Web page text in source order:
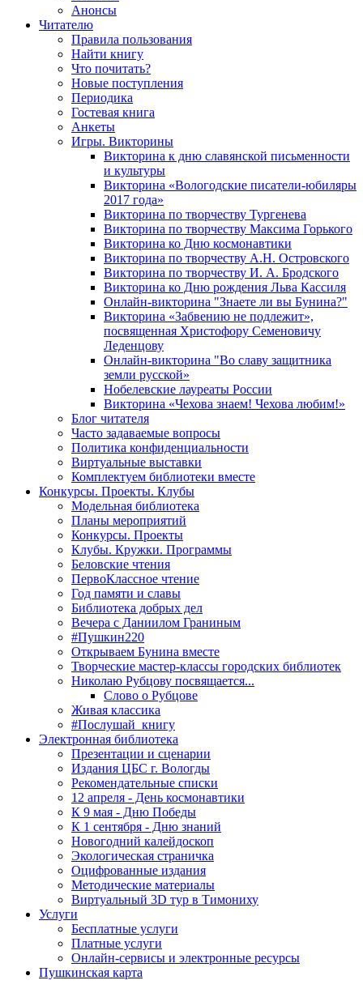
Анонсы
Читателю
Правила пользования
Найти книгу
Что почитать?
Новые поступления
Периодика
Гостевая книга
Анкеты
Игры. Викторины
Викторина к дню славянской письменности
и культуры
Викторина «Вологодские писатели-юбиляры
2017 года»
Викторина по творчеству Тургенева
Викторина по творчеству Максима Горького
Викторина ко Дню космонавтики
Викторина по творчеству А.Н. Островского
Викторина по творчеству И. А. Бродского
Викторина ко Дню рождения Льва Кассиля
Онлайн-викторина "Знаете ли вы Бунина?"
Викторина «Забвению не подлежит»,
посвященная Христофору Семеновичу
Леденцову
Онлайн-викторина "Во славу защитника
земли русской»
Нобелевские лауреаты России
Викторина «Чехова знаем! Чехова любим!»
Блог читателя
Часто задаваемые вопросы
Политика конфиденциальности
Виртуальные выставки
Комплектуем библиотеки вместе
Конкурсы. Проекты. Клубы
Модельная библиотека
Планы мероприятий
Конкурсы. Проекты
Клубы. Кружки. Программы
Беловские чтения
ПервоКлассное чтение
Год памяти и славы
Библиотека добрых дел
Вечера с Даниилом Граниным
#Пушкин220
Открываем Бунина вместе
Творческие мастер-классы городских библиотек
Николаю Рубцову посвящается...
Слово о Рубцове
Живая классика
#Послушай_книгу
Электронная библиотека
Презентации и сценарии
Издания ЦБС г. Вологды
Рекомендательные списки
12 апреля - День космонавтики
К 9 мая - Дню Победы
К 1 сентября - Дню знаний
Новогодний калейдоскоп
Экологическая страничка
Оцифрованные издания
Методические материалы
Виртуальный 3D тур в Тимониху
Услуги
Бесплатные услуги
Платные услуги
Онлайн-сервисы и электронные ресурсы
Пушкинская карта